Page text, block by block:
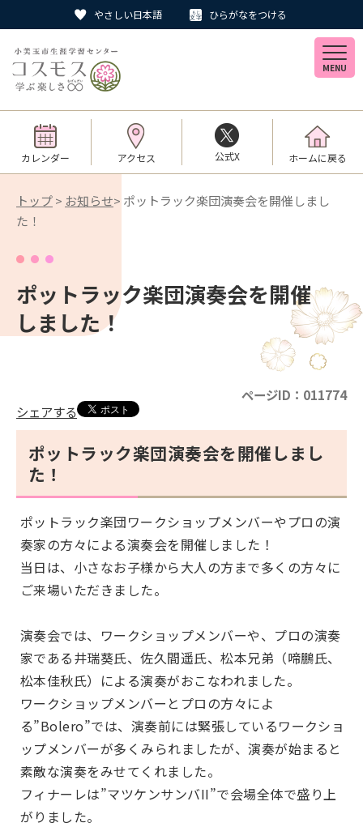
やさしい日本語 ひらがなをつける
MENU
カレンダー アクセス 公式X ホームに戻る
トップ> お知らせ> ポットラック楽団演奏会を開催しまし
た！
ポットラック楽団演奏会を開催
しました！
ページID：011774
シェアする
ポットラック楽団演奏会を開催しまし
た！
ポットラック楽団ワークショップメンバーやプロの演
奏家の方々による演奏会を開催しました！
当日は、小さなお子様から大人の方まで多くの方々に
ご来場いただきました。
演奏会では、ワークショップメンバーや、プロの演奏
家である井瑞葵氏、佐久間遥氏、松本兄弟（啼鵬氏、
松本佳秋氏）による演奏がおこなわれました。
ワークショップメンバーとプロの方々によ
る”Bolero”では、演奏前には緊張しているワークショ
ップメンバーが多くみられましたが、演奏が始まると
素敵な演奏をみせてくれました。
フィナーレは”マツケンサンバII”で会場全体で盛り上
がりました。